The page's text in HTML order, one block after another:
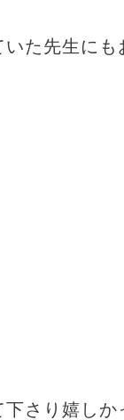
た先生に
さり嬉しか